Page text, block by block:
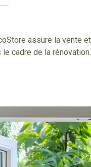
assure la vente
cadre de la